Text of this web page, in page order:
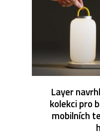
Layer
kolekci pro
mobilních